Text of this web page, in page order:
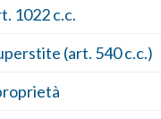
1022 c.c.
(art. 540 c.c.)